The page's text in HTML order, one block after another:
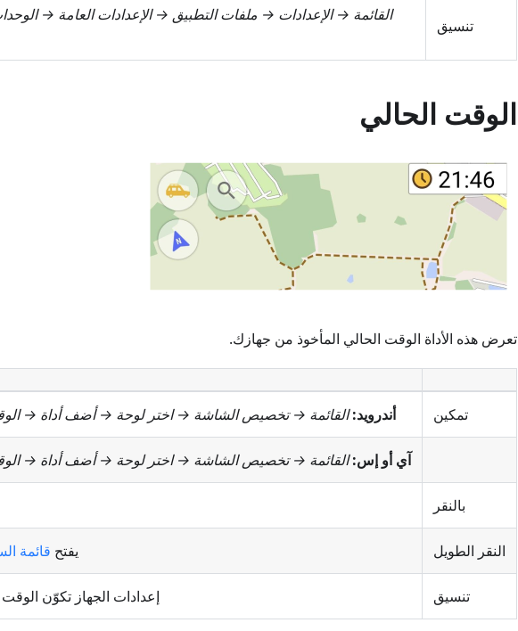
تنسيق
القائمة → الإعدادات → ملفات التطبيق → الإعدادات العامة →
الوقت الحالي
تعرض هذه الأداة الوقت الحالي المأخوذ من جهازك.
تمكين أندرويد: القائمة → تخصيص الشاشة → اختر لوحة → أضف أداة →
آي أو إس: القائمة → تخصيص الشاشة → اختر لوحة → أضف أداة →
بالنقر
النقر الطويل يفتح قائمة
تنسيق إعدادات الجهاز تكوّن